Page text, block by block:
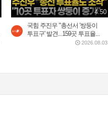
4:50
국힘 주진우 "총선서 '쌍둥이
투표구' 발견...159곳 투표율...
2026.08.03